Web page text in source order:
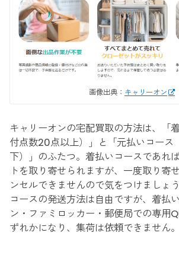
画像出典： キャリーオン
キャリーオンの宅配買取の方法は、「
付点数20点以上）」と「元払いコース
下）」のふたつ。着払いコースであれ
トを取り寄せられますが、一度取り寄
ンセルできませんので気をつけましょ
コースの発送方法は自由ですが、着払
ン・ファミロッカー・郵便局での専用
ずれかになり、集荷は依頼できません。